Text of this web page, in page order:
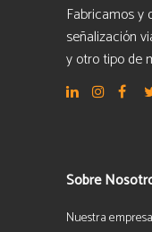
Fabricamos y
señalización
y otro tipo de
Sobre
Nuestra empresa